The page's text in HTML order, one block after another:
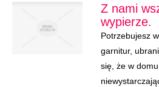
Z nami
wypierze.
Potrzebujesz
garnitur,
się, że w